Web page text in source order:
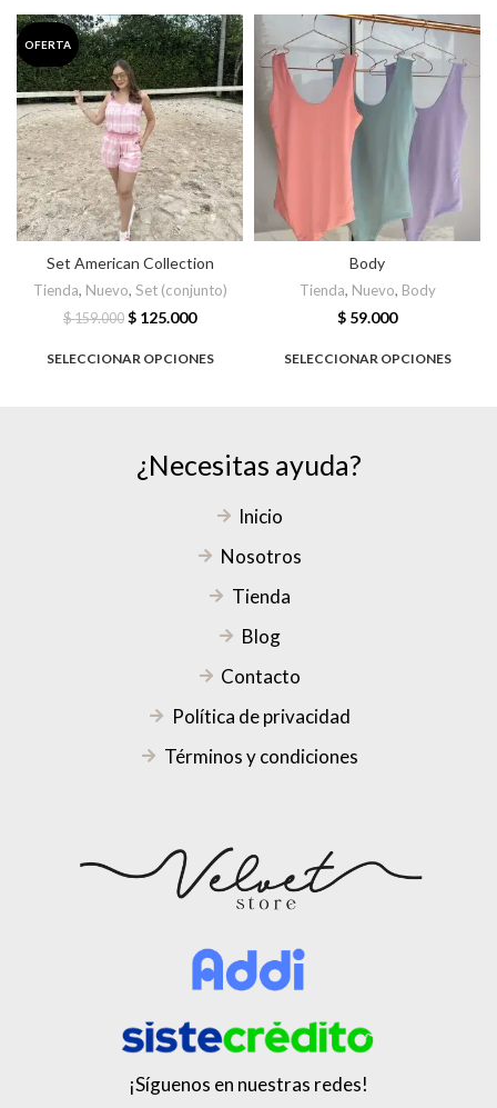
OFERTA
Set American Collection
Tienda, Nuevo, Set (conjunto)
$159.000 $ 125.000
SELECCIONAR OPCIONES
Body
Tienda, Nuevo, Body
$ 59.000
SELECCIONAR OPCIONES
¿Necesitas ayuda?
Inicio
Nosotros
Tienda
Blog
Contacto
Política de privacidad
Términos y condiciones
¡Síguenos en nuestras redes!